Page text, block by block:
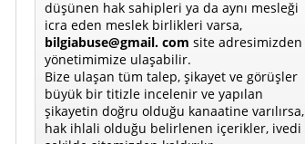
düşünen hak sahipleri ya da aynı mesleği
icra eden meslek birlikleri varsa,
bilgiabuse@gmail. com site adresimizden
yönetimimize ulaşabilir.
Bize ulaşan tüm talep, şikayet ve görüşler
büyük bir titizle incelenir ve yapılan
şikayetin doğru olduğu kanaatine varılırsa,
hak ihlali olduğu belirlenen içerikler, ivedi